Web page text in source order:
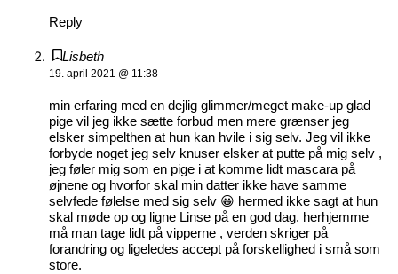
Reply
Lisbeth
19. april 2021 @ 11:38
min erfaring med en dejlig glimmer/meget make-up glad
pige vil jeg ikke sætte forbud men mere grænser jeg
elsker simpelthen at hun kan hvile i sig selv. Jeg vil ikke
forbyde noget jeg selv knuser elsker at putte på mig selv ,
jeg føler mig som en pige i at komme lidt mascara på
øjnene og hvorfor skal min datter ikke have samme
selvfede følelse med sig selv 😀 hermed ikke sagt at hun
skal møde op og ligne Linse på en god dag. herhjemme
må man tage lidt på vipperne , verden skriger på
forandring og ligeledes accept på forskellighed i små som
store.